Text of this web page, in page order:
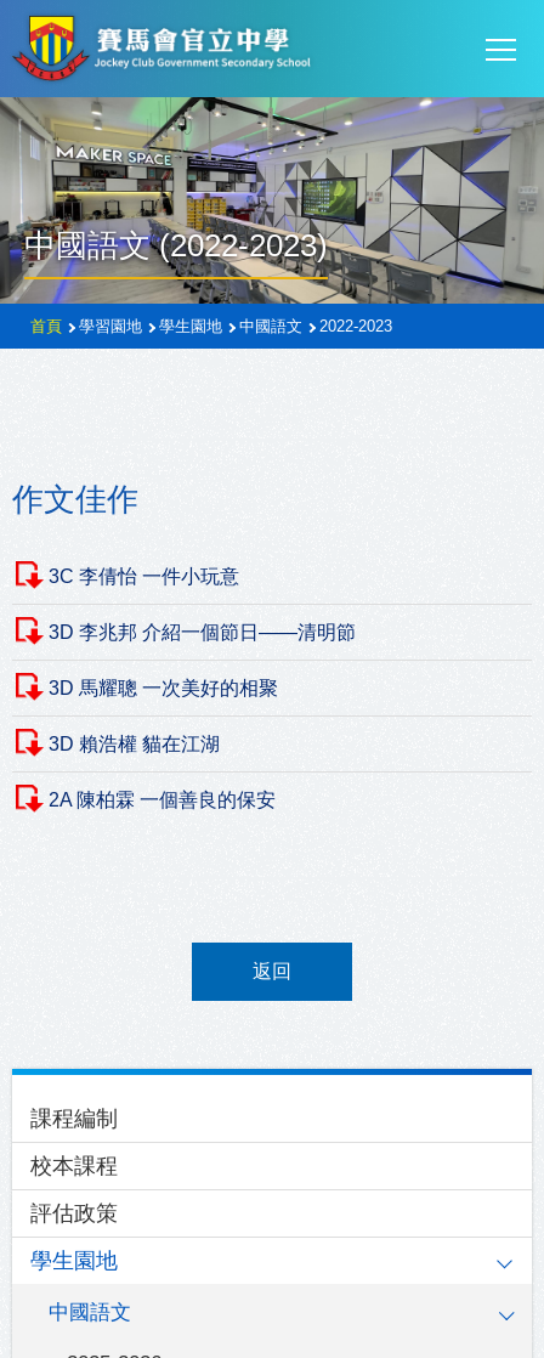
移至主內容
中國語文 (2022-2023)
導
首頁 學習園地 學生園地 中國語文 2022-2023
作文佳作
3C 李倩怡 一件小玩意
3D 李兆邦 介紹一個節日——清明節
3D 馬耀聰 一次美好的相聚
3D 賴浩權 貓在江湖
2A 陳柏霖 一個善良的保安
返回
navigation
課程編制
校本課程
評估政策
學生園地
中國語文